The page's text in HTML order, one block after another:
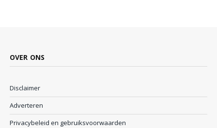
OVER ONS
Disclaimer
Adverteren
Privacybeleid en gebruiksvoorwaarden